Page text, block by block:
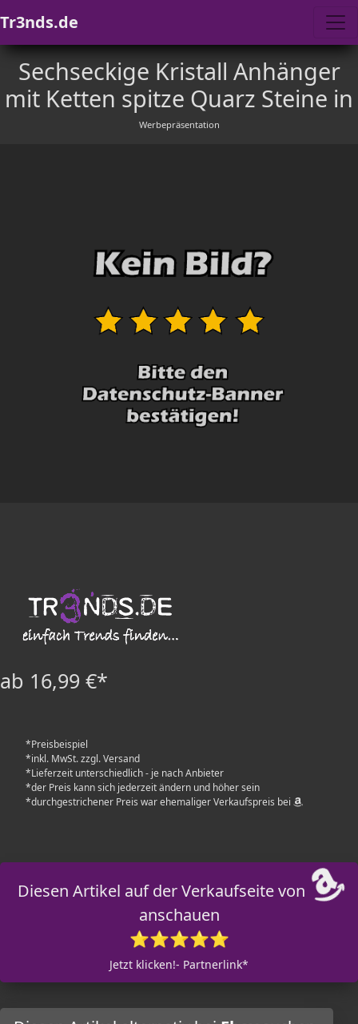
Tr3nds.de
Sechseckige Kristall Anhänger
mit Ketten spitze Quarz Steine in
Werbepräsentation
ab 16,99 €*
*Preisbeispiel
*inkl. MwSt. zzgl. Versand
*Lieferzeit unterschiedlich - je nach Anbieter
*der Preis kann sich jederzeit ändern und höher sein
*durchgestrichener Preis war ehemaliger Verkaufspreis bei
Diesen Artikel auf der Verkaufseite von
anschauen
⭐⭐⭐⭐⭐
Jetzt klicken!- Partnerlink*